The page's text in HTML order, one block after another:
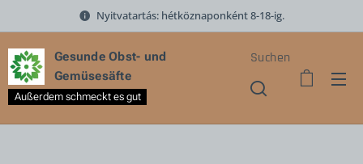
Nyitvatartás: hétköznaponként 8-18-ig.
Gesunde Obst- und
Gemüsesäfte
Außerdem schmeckt es gut
Suchen